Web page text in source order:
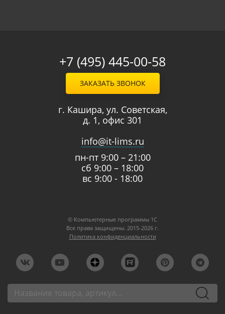
+7 (495) 445-00-58
ЗАКАЗАТЬ ЗВОНОК
г. Кашира, ул. Советская,
д. 1, офис 301
info@it-lims.ru
пн-пт 9:00 – 21:00
сб 9:00 – 18:00
вс 9:00 - 18:00
© Компьютерные программы 1C
Все права защищены. 2015-2026 г.
Политика конфиденциальности